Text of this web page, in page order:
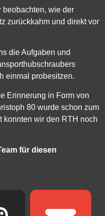
beobachten, wie der
zurückkahm und direkt vor
die Aufgaben und
einmal probesitzen.
Erinnerung in Form von
80 wurde schon zum
konnten wir den RTH noch
für diesen